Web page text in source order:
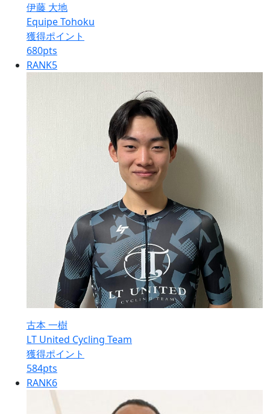
伊藤 大地
Equipe Tohoku
獲得ポイント
680pts
RANK5
古本 一樹
LT United Cycling Team
獲得ポイント
584pts
RANK6